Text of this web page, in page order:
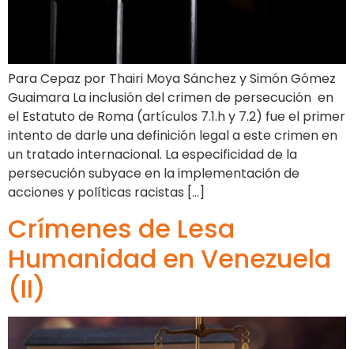
Para Cepaz por Thairi Moya Sánchez y Simón Gómez
Guaimara La inclusión del crimen de persecución en
el Estatuto de Roma (artículos 7.1.h y 7.2) fue el primer
intento de darle una definición legal a este crimen en
un tratado internacional. La especificidad de la
persecución subyace en la implementación de
acciones y políticas racistas […]
Crímenes de Lesa
Humanidad en Venezuela
(II)